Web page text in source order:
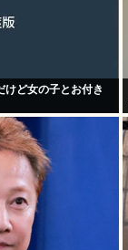
けど女の子とお付き